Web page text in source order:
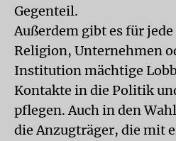
Gegenteil.
Außerdem gibt es für
Religion, Unternehmen
Institution mächtige
Kontakte in die Politik
pflegen. Auch in den
die Anzugträger, die mit